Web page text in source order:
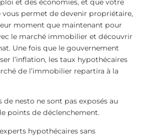
et des économies, et que votre
permet de devenir propriétaire,
moment que maintenant pour
le marché immobilier et découvrir
Une fois que le gouvernement
l’inflation, les taux hypothécaires
de l’immobilier repartira à la
de nesto ne sont pas exposés au
points de déclenchement.
hypothécaires sans